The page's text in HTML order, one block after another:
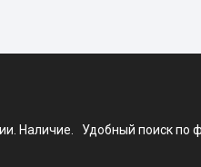
Наличие. Удобный поиск по